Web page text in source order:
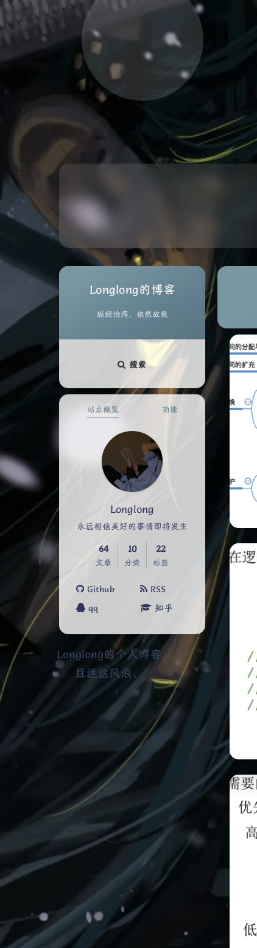
Longlong的博客
纵经沧海，依然故我
搜索
站点概览 功能
Longlong
永远相信美好的事情即将发生
64
文章
10
分类
22
标签
Github
RSS
qq
知乎
Longlong的个人博客
且迷这风浪、